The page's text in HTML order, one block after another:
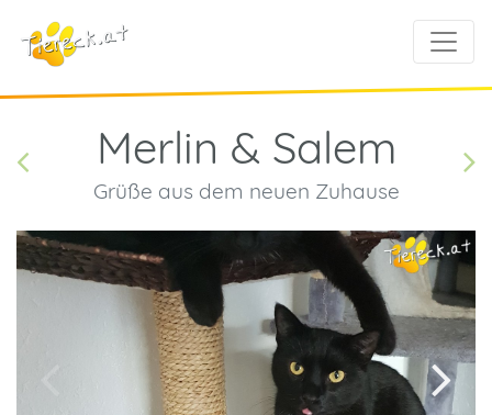
Merlin & Salem
Grüße aus dem neuen Zuhause